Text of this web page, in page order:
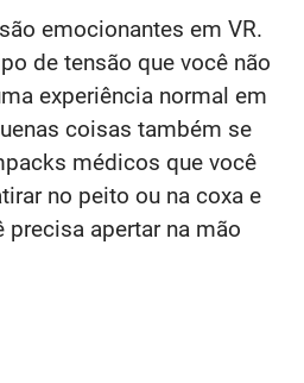
emocionantes em VR.
de tensão que você não
experiência normal em
coisas também se
médicos que você
no peito ou na coxa e
precisa apertar na mão